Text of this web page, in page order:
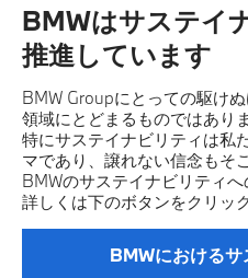
BMWはサステイ
推進しています
BMW Groupにとっての駆け
領域にとどまるものではありま
特にサステイナビリティは私
マであり、譲れない信念もそ
BMWのサステイナビリティへ
詳しくは下のボタンをクリック
BMWにおけるサ